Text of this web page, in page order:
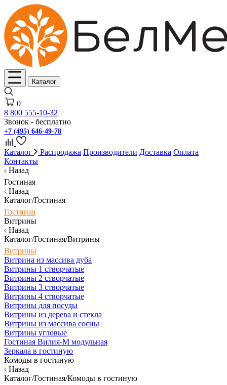
Каталог
0
8 800 555-10-32
Звонок - бесплатно
+7 (495) 646-49-78
Каталог Распродажа Производители Доставка Оплата
Контакты
Назад
Гостиная
Назад
Каталог/Гостиная
Гостиная
Витрины
Назад
Каталог/Гостиная/Витрины
Витрины
Витрина из массива дуба
Витрины 1 створчатые
Витрины 2 створчатые
Витрины 3 створчатые
Витрины 4 створчатые
Витрины для посуды
Витрины из дерева и стекла
Витрины из массива сосны
Витрины угловые
Гостиная Вилия-М модульная
Зеркала в гостиную
Комоды в гостиную
Назад
Каталог/Гостиная/Комоды в гостиную